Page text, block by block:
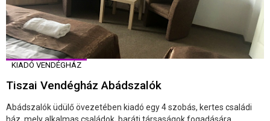
KIADÓ VENDÉGHÁZ
Tiszai Vendégház Abádszalók
Abádszalók üdülő övezetében kiadó egy 4 szobás, kertes családi
ház, mely alkalmas családok, baráti társaságok fogadására.